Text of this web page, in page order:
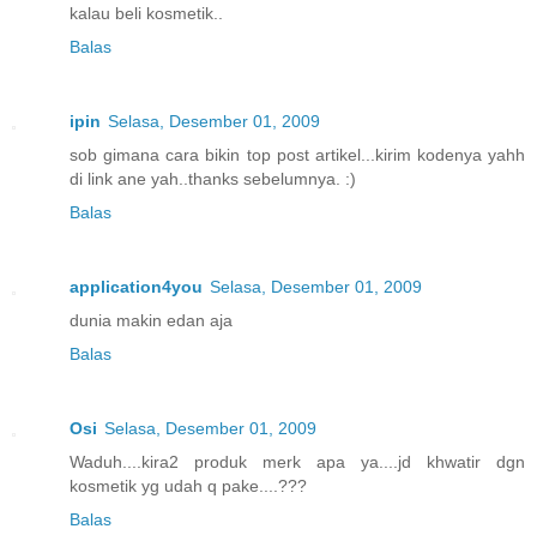
kalau beli kosmetik..
Balas
ipin Selasa, Desember 01, 2009
sob gimana cara bikin top post artikel...kirim kodenya yahh
di link ane yah..thanks sebelumnya. :)
Balas
application4you Selasa, Desember 01, 2009
dunia makin edan aja
Balas
Osi Selasa, Desember 01, 2009
Waduh....kira2 produk merk apa ya....jd khwatir dgn
kosmetik yg udah q pake....???
Balas